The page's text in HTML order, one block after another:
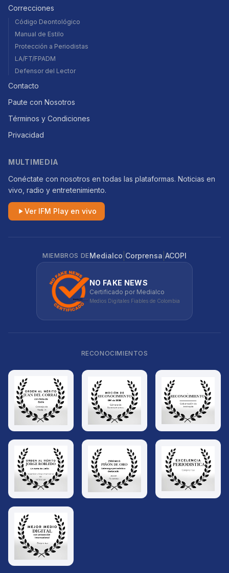
Correcciones
Código Deontológico
Manual de Estilo
Protección a Periodistas
LA/FT/FPADM
Defensor del Lector
Contacto
Paute con Nosotros
Términos y Condiciones
Privacidad
MULTIMEDIA
Conéctate con nosotros en todas las plataformas. Noticias en
vivo, radio y entretenimiento.
Ver IFM Play en vivo
MIEMBROS DEMedialco Corprensa ACOPI
NO FAKE NEWS
Certificado por Medialco
Medios Digitales Fiables de Colombia
RECONOCIMIENTOS